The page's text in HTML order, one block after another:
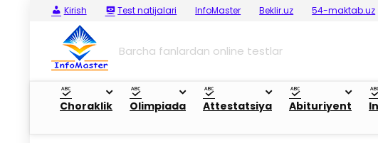
Kirish Test natijalari InfoMaster Beklir.uz 54-maktab.uz
Barcha fanlardan online testlar
Choraklik Olimpiada Attestatsiya Abituriyent